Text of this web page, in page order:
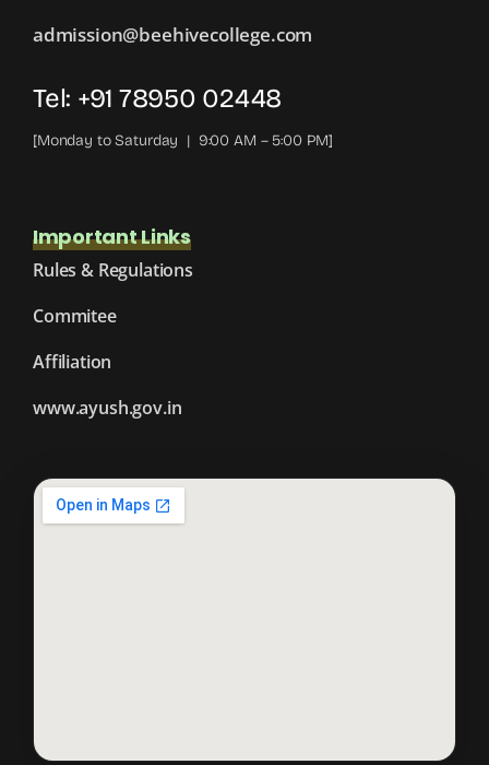
admission@beehivecollege.com
Tel: +91 78950 02448
[Monday to Saturday | 9:00 AM – 5:00 PM]
Important Links
Rules & Regulations
Commitee
Affiliation
www.ayush.gov.in